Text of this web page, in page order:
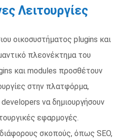
Λειτουργίες
οικοσυστήματος plugins και
πλεονέκτημα του
και modules προσθέτουν
στην πλατφόρμα,
να δημιουργήσουν
εφαρμογές.
σκοπούς, όπως SEO,